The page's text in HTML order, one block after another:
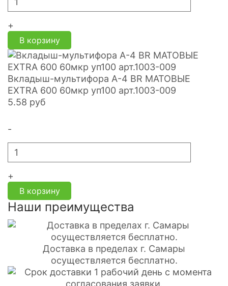
+
В корзину
Вкладыш-мультифора A-4 BR МАТОВЫЕ
EXTRA 600 60мкр уп100 арт.1003-009
5.58 руб
-
+
В корзину
Наши преимущества
Доставка в пределах г. Самары
осуществляется бесплатно.